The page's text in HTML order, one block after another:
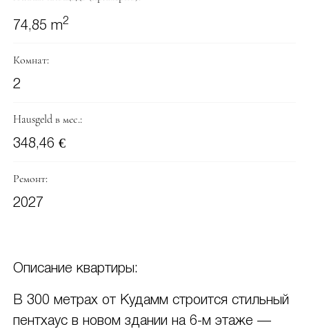
74,85 m2
Комнат:
2
Hausgeld в мес.:
348,46 €
Ремонт:
2027
Описание квартиры:
В 300 метрах от Кудамм строится стильный
пентхаус в новом здании на 6-м этаже —